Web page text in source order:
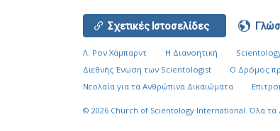
Σχετικές Ιστοσελίδες
Λ. Ρον Χάμπαρντ Η Διανοητική
Διεθνής Ένωση των Scientologist
Ο Δρόμος
Νεολαία για τα Ανθρώπινα Δικαιώματα
© 2026 Church of Scientology International. Όλα τα